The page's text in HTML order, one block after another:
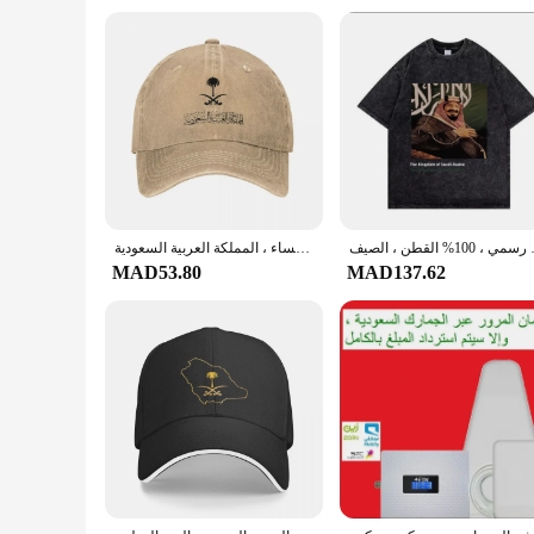
قبعة بيسبول مع شعار المملكة العربية السعودية ، قبعات هيب هوب الرجعية للزوجين ، قبعات واقية من الشمس للنساء ، المملكة العربية السعودية
MAD53.80
القطن ، الصيف
MAD137.62